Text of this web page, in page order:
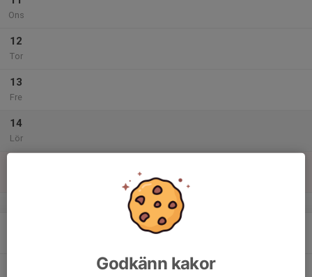
Ons
12
Tor
13
Fre
14
Lör
v.47
Godkänn kakor